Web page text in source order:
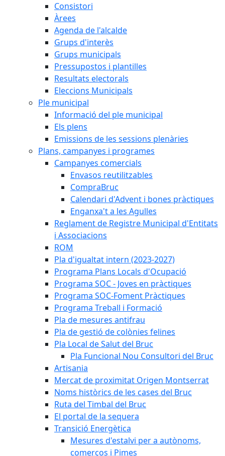
Consistori
Àrees
Agenda de l'alcalde
Grups d'interès
Grups municipals
Pressupostos i plantilles
Resultats electorals
Eleccions Municipals
Ple municipal
Informació del ple municipal
Els plens
Emissions de les sessions plenàries
Plans, campanyes i programes
Campanyes comercials
Envasos reutilitzables
CompraBruc
Calendari d'Advent i bones pràctiques
Enganxa't a les Agulles
Reglament de Registre Municipal d'Entitats
i Associacions
ROM
Pla d'igualtat intern (2023-2027)
Programa Plans Locals d'Ocupació
Programa SOC - Joves en pràctiques
Programa SOC-Foment Pràctiques
Programa Treball i Formació
Pla de mesures antifrau
Pla de gestió de colònies felines
Pla Local de Salut del Bruc
Pla Funcional Nou Consultori del Bruc
Artisania
Mercat de proximitat Origen Montserrat
Noms històrics de les cases del Bruc
Ruta del Timbal del Bruc
El portal de la sequera
Transició Energètica
Mesures d'estalvi per a autònoms,
comerços i Pimes